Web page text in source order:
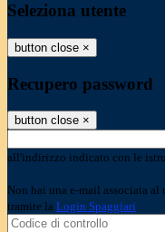
Seleziona utente
button close ×
Recupero password
button close ×
all'indirizzo indicato con le
Non hai una e-mail associata
tramite la Login Spaggiari